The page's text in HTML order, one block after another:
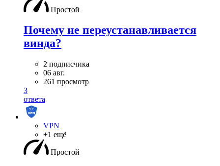
Простой
Почему не переустанавливается
винда?
2 подписчика
06 авг.
261 просмотр
3
ответа
VPN
+1 ещё
Простой